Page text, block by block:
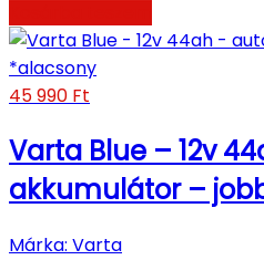
45 990 Ft
Varta Blue – 12v
akkumulátor –
Márka: Varta